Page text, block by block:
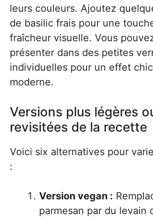
leurs couleurs. Ajoutez
de basilic frais pour une
fraîcheur visuelle. Vous
présenter dans des petites
individuelles pour un effet
moderne.
Versions plus légères
revisitées de la recette
Voici six alternatives pour
:
Version vegan :
parmesan par du levain